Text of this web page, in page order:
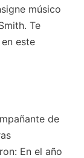
músico
Te
en este
de
En el año